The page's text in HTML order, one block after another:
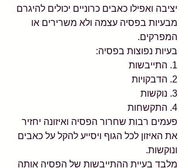
יציבה ואפילו כאבים כרוניים יכולים להיגרם
מבעיות בפסיה עצמה ולא משרירים או
המפרקים.
בעיות נפוצות בפסיה:
1. התייבשות
2. הדבקויות
3. נוקשות
4. התקשחות
פעמים רבות שחרור הפסיה ואיזונה יחזיר
את האיזון לכל הגוף ויסייע להקל על כאבים
ונוקשות.
מלבד בעיית ההתייבשות של הפסיה אותה